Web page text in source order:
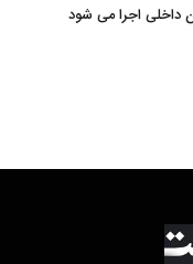
داخلی اجرا می شود